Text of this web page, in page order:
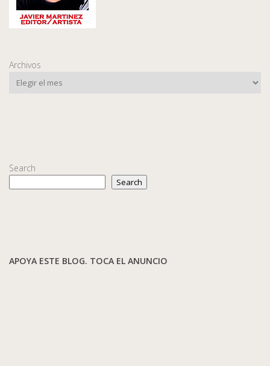
Archivos
Search
Search
APOYA ESTE BLOG. TOCA EL ANUNCIO